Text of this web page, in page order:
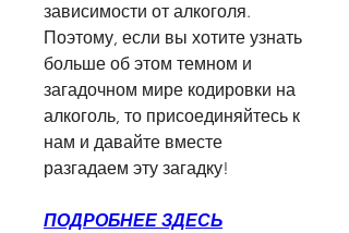
зависимости от алкоголя.
Поэтому, если вы хотите узнать
больше об этом темном и
загадочном мире кодировки на
алкоголь, то присоединяйтесь к
нам и давайте вместе
разгадаем эту загадку!
ПОДРОБНЕЕ ЗДЕСЬ